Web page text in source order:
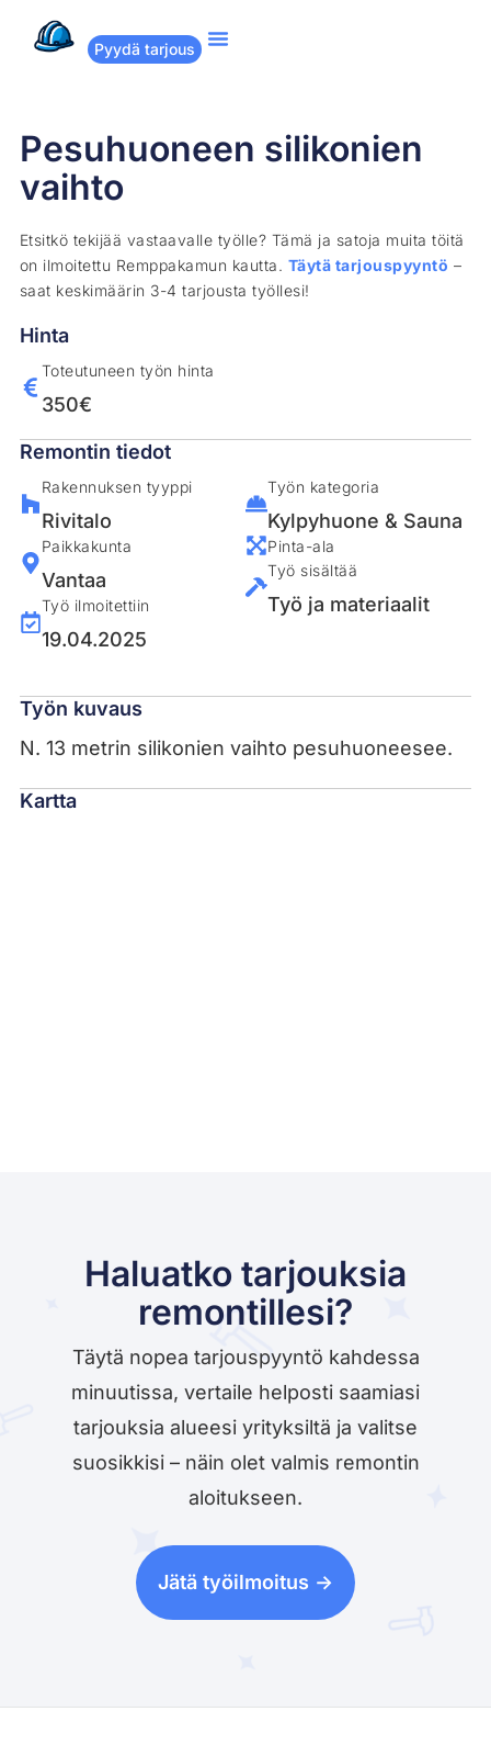
Pyydä tarjous
Pesuhuoneen silikonien
vaihto
Etsitkö tekijää vastaavalle työlle? Tämä ja satoja muita töitä
on ilmoitettu Remppakamun kautta. Täytä tarjouspyyntö –
saat keskimäärin 3-4 tarjousta työllesi!
Hinta
Toteutuneen työn hinta
350€
Remontin tiedot
Rakennuksen tyyppi
Rivitalo
Paikkakunta
Vantaa
Työ ilmoitettiin
19.04.2025
Työn kategoria
Kylpyhuone & Sauna
Pinta-ala
Työ sisältää
Työ ja materiaalit
Työn kuvaus
N. 13 metrin silikonien vaihto pesuhuoneesee.
Kartta
Haluatko tarjouksia
remontillesi?
Täytä nopea tarjouspyyntö kahdessa
minuutissa, vertaile helposti saamiasi
tarjouksia alueesi yrityksiltä ja valitse
suosikkisi – näin olet valmis remontin
aloitukseen.
Jätä työilmoitus ->